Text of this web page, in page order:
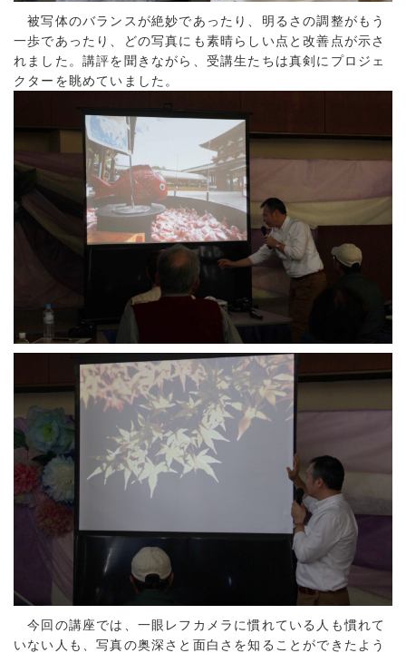
被写体のバランスが絶妙であったり、明るさの調整がもう
一歩であったり、どの写真にも素晴らしい点と改善点が示さ
れました。講評を聞きながら、受講生たちは真剣にプロジェ
クターを眺めていました。
今回の講座では、一眼レフカメラに慣れている人も慣れて
いない人も、写真の奥深さと面白さを知ることができたよう